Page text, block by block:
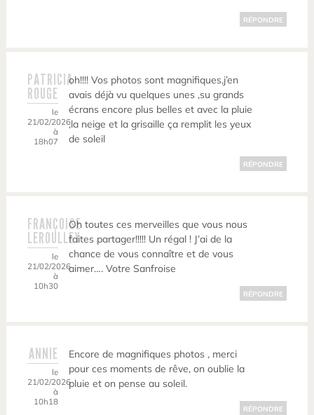
RÉPONDRE
PATRICIA
ROUGE
le
21/02/2026
à
18h07
oh!!!! Vos photos sont magnifiques,j’en
avais déjà vu quelques unes ,su grands
écrans encore plus belles et avec la pluie
,la neige et la grisaille ça remplit les yeux
de soleil
RÉPONDRE
FRANÇOISE
LEROULLEY
le
21/02/2026
à
10h30
Oh toutes ces merveilles que vous nous
faites partager!!!!! Un régal ! J’ai de la
chance de vous connaître et de vous
aimer…. Votre Sanfroise
RÉPONDRE
ANNIE
le
21/02/2026
à
10h18
Encore de magnifiques photos , merci
pour ces moments de rêve, on oublie la
pluie et on pense au soleil.
RÉPONDRE